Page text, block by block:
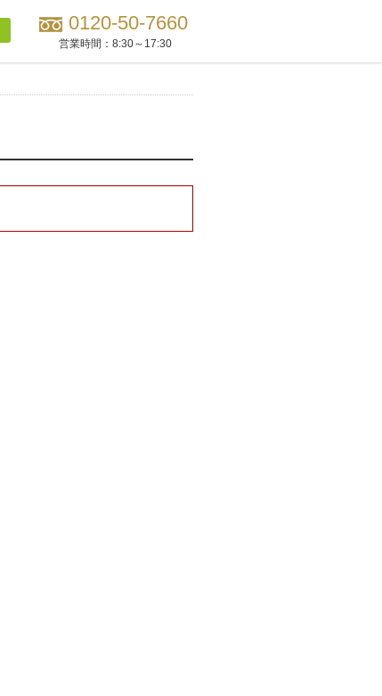
0120-50-7660
営業時間： 8:30～17:30